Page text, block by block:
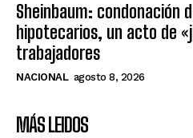
Sheinbaum: condonación
hipotecarios, un acto de
trabajadores
NACIONAL agosto 8, 2026
MÁS LEIDOS